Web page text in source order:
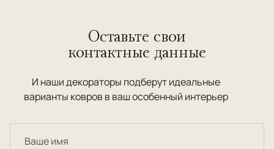
Оставьте свои
контактные данные
И наши декораторы подберут идеальные
варианты ковров в ваш особенный интерьер